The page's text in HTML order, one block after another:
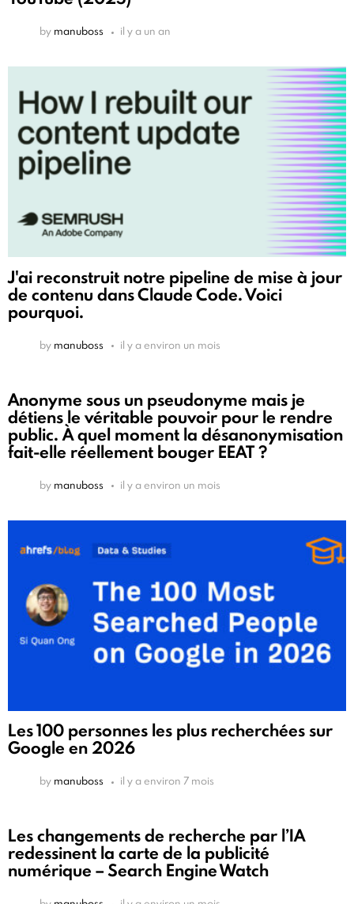
by manuboss il y a un an
J'ai reconstruit notre pipeline de mise à jour
de contenu dans Claude Code. Voici
pourquoi.
by manuboss il y a environ un mois
Anonyme sous un pseudonyme mais je
détiens le véritable pouvoir pour le rendre
public. À quel moment la désanonymisation
fait-elle réellement bouger EEAT ?
by manuboss il y a environ un mois
Les 100 personnes les plus recherchées sur
Google en 2026
by manuboss il y a environ 7 mois
Les changements de recherche par l’IA
redessinent la carte de la publicité
numérique – Search Engine Watch